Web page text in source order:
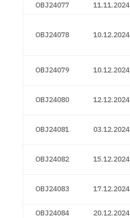
OBJ24077 11.11.2024
OBJ24078 10.12.2024
OBJ24079 10.12.2024
OBJ24080 12.12.2024
OBJ24081 03.12.2024
OBJ24082 15.12.2024
OBJ24083 17.12.2024
OBJ24084 20.12.2024